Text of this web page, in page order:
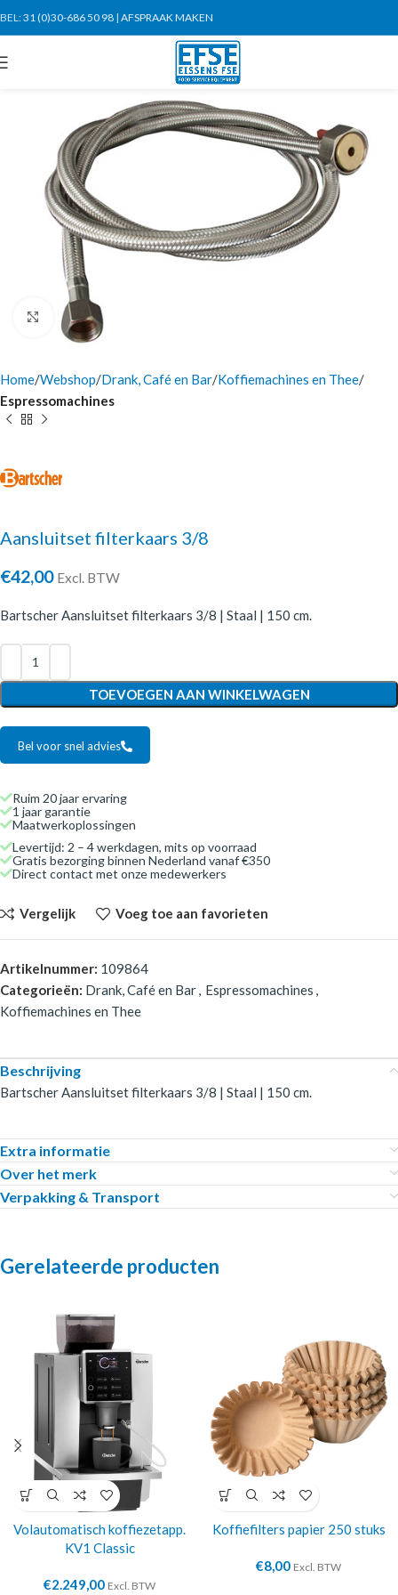
BEL:31 (0)30-686 50 98 | AFSPRAAK MAKEN
Click to enlarge
Home Webshop Drank, Café en Bar Koffiemachines en Thee
Espressomachines
Aansluitset filterkaars 3/8
€42,00 Excl. BTW
Bartscher Aansluitset filterkaars 3/8 | Staal | 150 cm.
TOEVOEGEN AAN WINKELWAGEN
Bel voor snel advies
Ruim 20 jaar ervaring
1 jaar garantie
Maatwerkoplossingen
Levertijd: 2 – 4 werkdagen, mits op voorraad
Gratis bezorging binnen Nederland vanaf €350
Direct contact met onze medewerkers
Vergelijk Voeg toe aan favorieten
Artikelnummer: 109864
Categorieën: Drank, Café en Bar Espressomachines
Koffiemachines en Thee
Beschrijving
Bartscher Aansluitset filterkaars 3/8 | Staal | 150 cm.
Extra informatie
Over het merk
Verpakking & Transport
Gerelateerde producten
Volautomatisch koffiezetapp.
KV1 Classic
€2.249,00 Excl. BTW
Koffiefilters papier 250 stuks
€8,00 Excl. BTW